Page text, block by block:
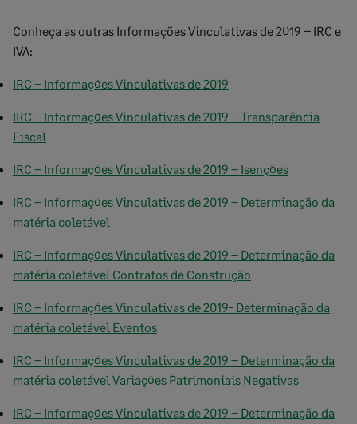
Conheça as outras Informações Vinculativas de 2019 – IRC e
IVA:
IRC – Informações Vinculativas de 2019
IRC – Informações Vinculativas de 2019 – Transparência
Fiscal
IRC – Informações Vinculativas de 2019 – Isenções
IRC – Informações Vinculativas de 2019 – Determinação da
matéria coletável
IRC – Informações Vinculativas de 2019 – Determinação da
matéria coletável Contratos de Construção
IRC – Informações Vinculativas de 2019- Determinação da
matéria coletável Eventos
IRC – Informações Vinculativas de 2019 – Determinação da
matéria coletável Variações Patrimoniais Negativas
IRC – Informações Vinculativas de 2019 – Determinação da